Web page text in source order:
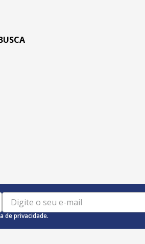
de privacidade.